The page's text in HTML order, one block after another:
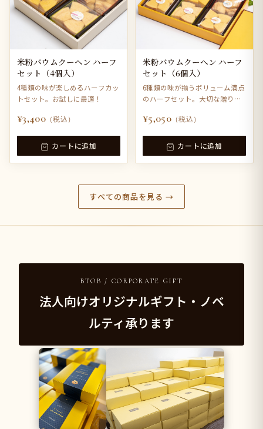
米粉バウムクーヘン ハーフ
セット（4個入）
4種類の味が楽しめるハーフカッ
トセット。お試しに最適！
¥3,400 （税込）
カートに追加
米粉バウムクーヘン ハーフ
セット（6個入）
6種類の味が揃うボリューム満点
のハーフセット。大切な贈り物
¥5,050 （税込）
カートに追加
すべての商品を見る →
BTOB / CORPORATE GIFT
法人向けオリジナルギフト・ノベ
ルティ承ります